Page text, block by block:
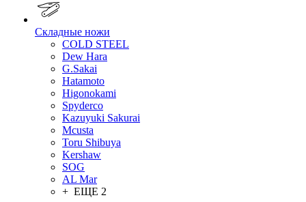
Складные ножи
COLD STEEL
Dew Hara
G.Sakai
Hatamoto
Higonokami
Spyderco
Kazuyuki Sakurai
Mcusta
Toru Shibuya
Kershaw
SOG
AL Mar
+ ЕЩЕ 2